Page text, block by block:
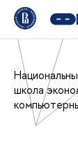
школа